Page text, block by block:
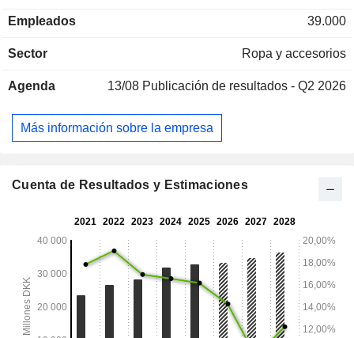
conceptuales) en todo el mundo. Las ventas netas se
Europa/Oriente Medio/África (49,7 %), América del Norte
Empleados 39.000
Sector Ropa y accesorios
Agenda 13/08 Publicación de resultados - Q2 2026
Más información sobre la empresa
Cuenta de Resultados y Estimaciones